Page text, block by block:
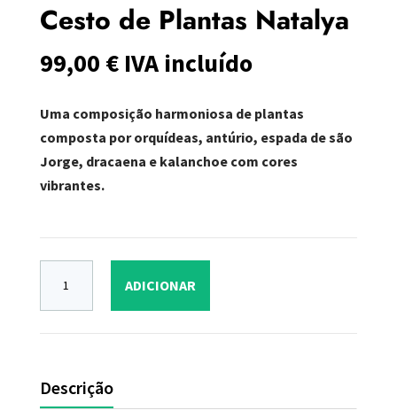
Cesto de Plantas Natalya
99,00 € IVA incluído
Uma composição harmoniosa de plantas
composta por orquídeas, antúrio, espada de são
Jorge, dracaena e kalanchoe com cores
vibrantes.
ADICIONAR
Descrição